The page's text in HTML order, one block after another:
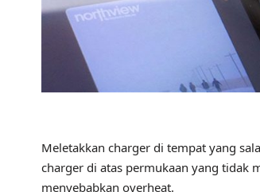
Meletakkan charger di tempat yang
charger di atas permukaan yang tidak
menyebabkan overheat.